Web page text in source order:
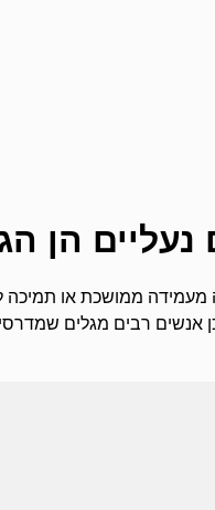
הן
מעמידה ממושכת או
אנשים רבים מגלים